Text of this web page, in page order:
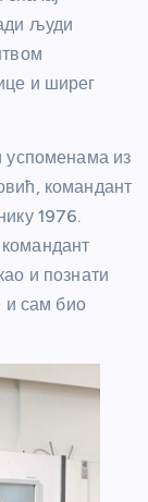
људи
и ширег
успоменама из
командант
1976.
и познати
и сам био